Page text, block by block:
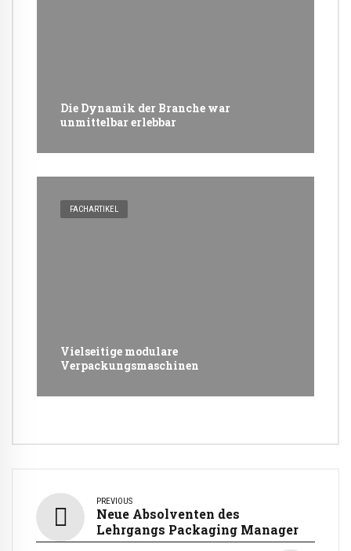
Die Dynamik der Branche war
unmittelbar erlebbar
FACHARTIKEL
Vielseitige modulare
Verpackungsmaschinen
PREVIOUS
Neue Absolventen des
Lehrgangs Packaging Manager